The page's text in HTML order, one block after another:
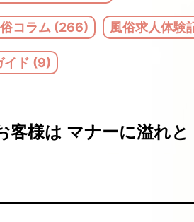
コラム (266) 風俗求人体験
イド (9)
客様は マナーに溢れと